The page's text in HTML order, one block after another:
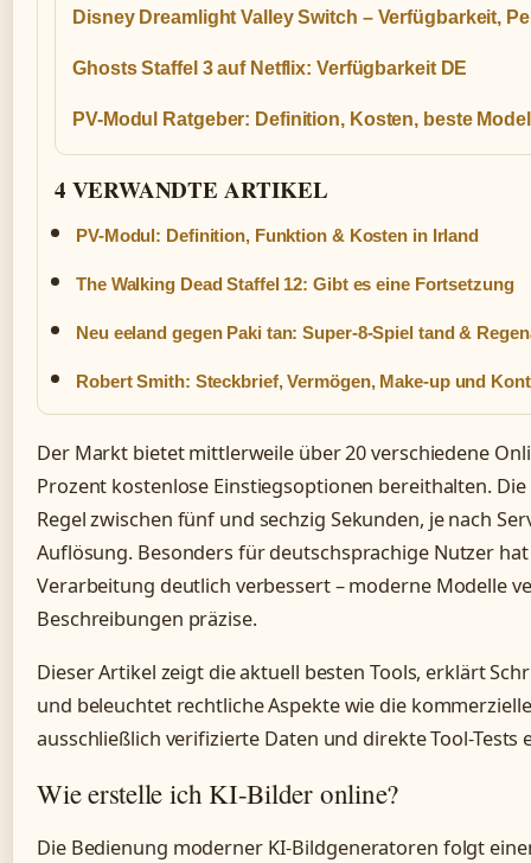
Disney Dreamlight Valley Switch – Verfügbarkeit,
Ghosts Staffel 3 auf Netflix: Verfügbarkeit DE
PV-Modul Ratgeber: Definition, Kosten, beste
4 VERWANDTE ARTIKEL
PV-Modul: Definition, Funktion & Kosten in Irland
The Walking Dead Staffel 12: Gibt es eine Fortsetzung
Neu eeland gegen Paki tan: Super-8-Spiel tand &
Robert Smith: Steckbrief, Vermögen, Make-up und
Der Markt bietet mittlerweile über 20 verschiedene
Prozent kostenlose Einstiegsoptionen bereithalten.
Regel zwischen fünf und sechzig Sekunden, je nach
Auflösung. Besonders für deutschsprachige Nutzer
Verarbeitung deutlich verbessert – moderne Modelle
Beschreibungen präzise.
Dieser Artikel zeigt die aktuell besten Tools, erklärt
und beleuchtet rechtliche Aspekte wie die
ausschließlich verifizierte Daten und direkte Tool-Tests
Wie erstelle ich KI-Bilder online?
Die Bedienung moderner KI-Bildgeneratoren folgt